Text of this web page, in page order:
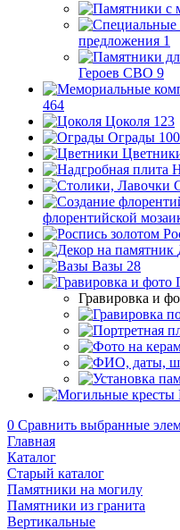
предложения 1
Героев СВО 9
464
Цоколя 123
Ограды 100
флорентийской
Вазы 28
Гравировка и
0 Сравнить выбранные
Главная
Каталог
Старый каталог
Памятники на могилу
Памятники из гранита
Вертикальные